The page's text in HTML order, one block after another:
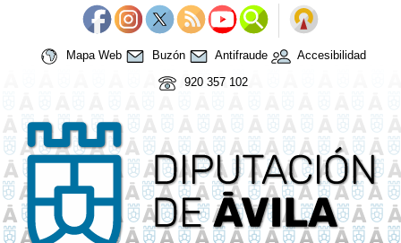
Mapa Web Buzón Antifraude
Accesibilidad
920 357 102